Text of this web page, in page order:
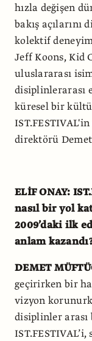
hızla değişen
bakış
kolektif
Jeff Koons, Kid
uluslararası
disiplinlerarası
küresel bir
direktörü
ELİF ONAY:
nasıl bir yol
2009’daki ilk
anlam
DEMET
geçirirken bir
vizyon
disiplinler arası